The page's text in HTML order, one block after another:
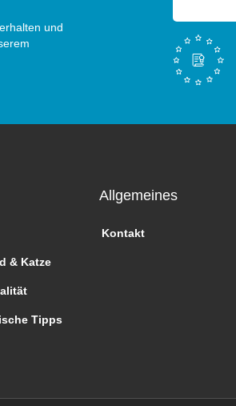
und
& Katze
Tipps
Allgemeines
Kontakt